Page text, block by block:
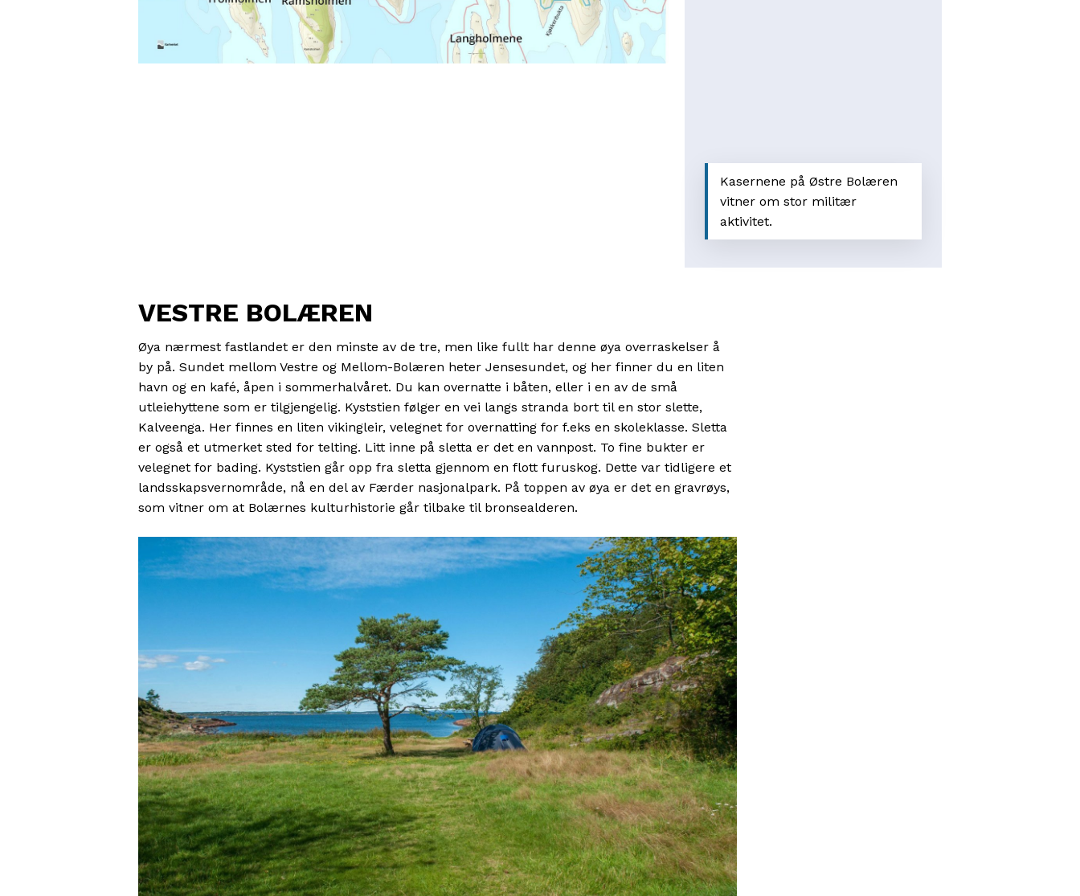
Kasernene på Østre Bolæren
vitner om stor militær
aktivitet.
VESTRE BOLÆREN
Øya nærmest fastlandet er den minste av de tre, men like fullt har denne øya overraskelser å
by på. Sundet mellom Vestre og Mellom-Bolæren heter Jensesundet, og her finner du en liten
havn og en kafé, åpen i sommerhalvåret. Du kan overnatte i båten, eller i en av de små
utleiehyttene som er tilgjengelig. Kyststien følger en vei langs stranda bort til en stor slette,
Kalveenga. Her finnes en liten vikingleir, velegnet for overnatting for f.eks en skoleklasse. Sletta
er også et utmerket sted for telting. Litt inne på sletta er det en vannpost. To fine bukter er
velegnet for bading. Kyststien går opp fra sletta gjennom en flott furuskog. Dette var tidligere et
landsskapsvernområde, nå en del av Færder nasjonalpark. På toppen av øya er det en gravrøys,
som vitner om at Bolærnes kulturhistorie går tilbake til bronsealderen.